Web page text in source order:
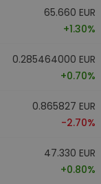
65.660 EUR
+1.30%
0.285464000 EUR
+0.70%
0.865827 EUR
-2.70%
47.330 EUR
+0.80%